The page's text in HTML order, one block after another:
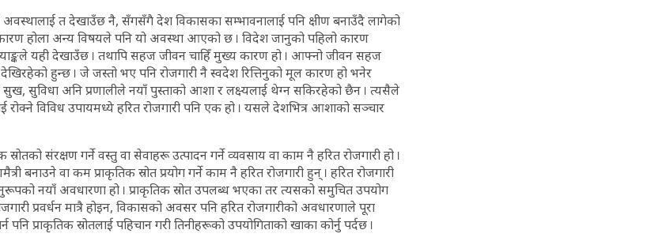
त देखाउँछ नै, सँगसँगै देश विकासका सम्भावनालाई पनि क्षीण बनाउँदै लागेको
होला अन्य विषयले पनि यो अवस्था आएको छ । विदेश जानुको पहिलो कारण
तथ्याङ्कले यही देखाउँछ । तथापि सहज जीवन चाहिँ मुख्य कारण हो । आफ्नो जीवन सहज
हुन्छ । जे जस्तो भए पनि रोजगारी नै स्वदेश रित्तिनुको मूल कारण हो भनेर
सुविधा अनि प्रणालीले नयाँ पुस्ताको आशा र लक्ष्यलाई थेग्न सकिरहेको छैन । त्यसैले
विविध उपायमध्ये हरित रोजगारी पनि एक हो । यसले देशभित्र आशाको सञ्चार
संरक्षण गर्ने वस्तु वा सेवाहरू उत्पादन गर्ने व्यवसाय वा काम नै हरित रोजगारी हो ।
बनाउने वा कम प्राकृतिक स्रोत प्रयोग गर्ने काम नै हरित रोजगारी हुन् । हरित रोजगारी
नयाँ अवधारणा हो । प्राकृतिक स्रोत उपलब्ध भएका तर त्यसको समुचित उपयोग
प्रवर्धन मात्रै होइन, विकासको अवसर पनि हरित रोजगारीको अवधारणाले पूरा
प्राकृतिक स्रोतलाई पहिचान गरी तिनीहरूको उपयोगिताको खाका कोर्नु पर्दछ ।